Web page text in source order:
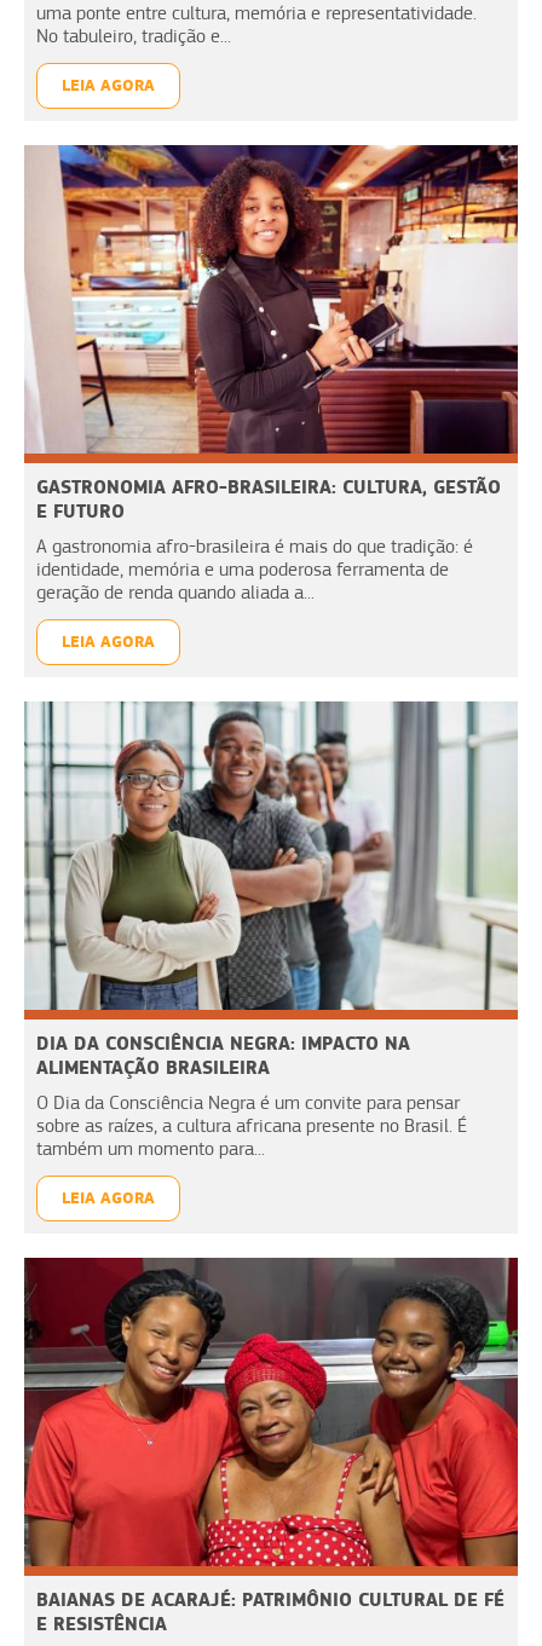
uma ponte entre cultura, memória e representatividade.
No tabuleiro, tradição e...
LEIA AGORA
GASTRONOMIA AFRO-BRASILEIRA: CULTURA, GESTÃO
E FUTURO
A gastronomia afro-brasileira é mais do que tradição: é
identidade, memória e uma poderosa ferramenta de
geração de renda quando aliada a...
LEIA AGORA
DIA DA CONSCIÊNCIA NEGRA: IMPACTO NA
ALIMENTAÇÃO BRASILEIRA
O Dia da Consciência Negra é um convite para pensar
sobre as raízes, a cultura africana presente no Brasil. É
também um momento para...
LEIA AGORA
BAIANAS DE ACARAJÉ: PATRIMÔNIO CULTURAL DE FÉ
E RESISTÊNCIA